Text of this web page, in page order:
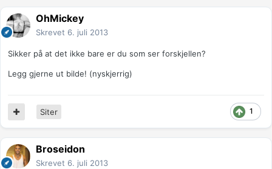
OhMickey
Skrevet 6. juli 2013
Sikker på at det ikke bare er du som ser forskjellen?
Legg gjerne ut bilde! (nyskjerrig)
1
Siter
Broseidon
Skrevet 6. juli 2013